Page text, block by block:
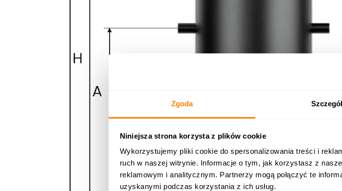
Zgoda
Niniejsza strona korzysta z plików cookie
Wykorzystujemy pliki cookie do spersonalizowania treści i
ruch w naszej witrynie. Informacje o tym, jak korzystasz z
reklamowym i analitycznym. Partnerzy mogą połączyć te
uzyskanymi podczas korzystania z ich usług.